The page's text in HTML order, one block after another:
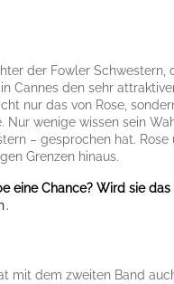
der Fowler
Cannes den sehr
nur das von Rose,
Nur wenige wissen sein
– gesprochen hat.
Grenzen hinaus.
eine Chance? Wird sie
mit dem zweiten Band